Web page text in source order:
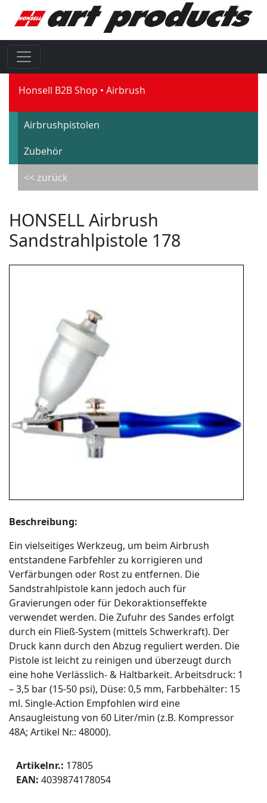
Honsell B2B Shop Airbrush
Airbrushpistolen
Zubehör
<< zurück
HONSELL Airbrush
Sandstrahlpistole 178
Beschreibung:
Ein vielseitiges Werkzeug, um beim Airbrush
entstandene Farbfehler zu korrigieren und
Verfärbungen oder Rost zu entfernen. Die
Sandstrahlpistole kann jedoch auch für
Gravierungen oder für Dekoraktionseffekte
verwendet werden. Die Zufuhr des Sandes erfolgt
durch ein Fließ-System (mittels Schwerkraft). Der
Druck kann durch den Abzug reguliert werden. Die
Pistole ist leicht zu reinigen und überzeugt durch
eine hohe Verlässlich- & Haltbarkeit. Arbeitsdruck: 1
– 3,5 bar (15-50 psi), Düse: 0,5 mm, Farbbehälter: 15
ml. Single-Action Empfohlen wird eine
Ansaugleistung von 60 Liter/min (z.B. Kompressor
48A; Artikel Nr.: 48000).
Artikelnr.: 17805
EAN: 4039874178054